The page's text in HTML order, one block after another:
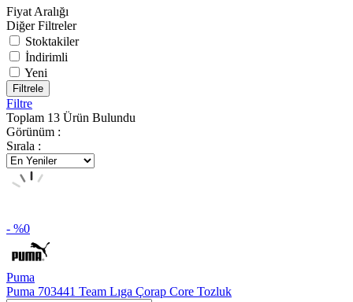
Fiyat Aralığı
Diğer Filtreler
Stoktakiler
İndirimli
Yeni
Filtrele
Filtre
Toplam 13 Ürün Bulundu
Görünüm :
Sırala :
- %0
Puma
Puma 703441 Team Lıga Çorap Core Tozluk